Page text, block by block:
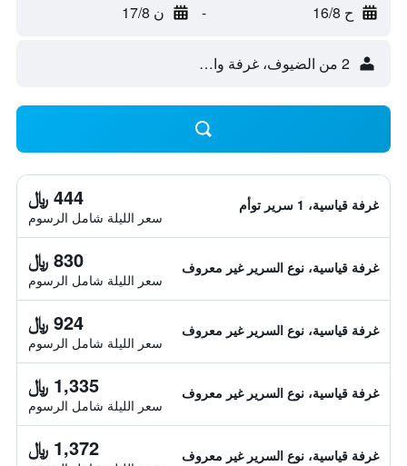
ح 16/8 - ن 17/8
2 من الضيوف، غرفة واحدة
غرفة قياسية، 1 سرير توأم 444 ﷼
سعر الليلة شامل الرسوم
غرفة قياسية، نوع السرير غير معروف 830 ﷼
سعر الليلة شامل الرسوم
غرفة قياسية، نوع السرير غير معروف 924 ﷼
سعر الليلة شامل الرسوم
غرفة قياسية، نوع السرير غير معروف 1,335 ﷼
سعر الليلة شامل الرسوم
غرفة قياسية، نوع السرير غير معروف 1,372 ﷼